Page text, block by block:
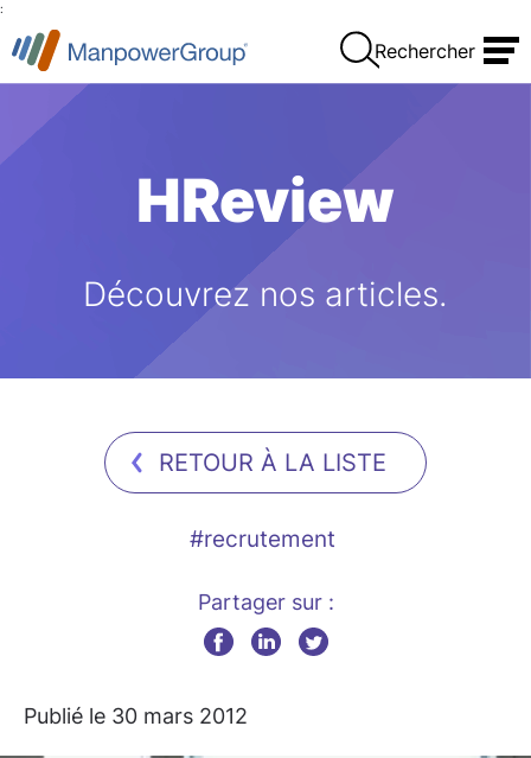
:
Rechercher
HReview
Découvrez nos articles.
RETOUR À LA LISTE
#recrutement
Partager sur :
Publié le 30 mars 2012